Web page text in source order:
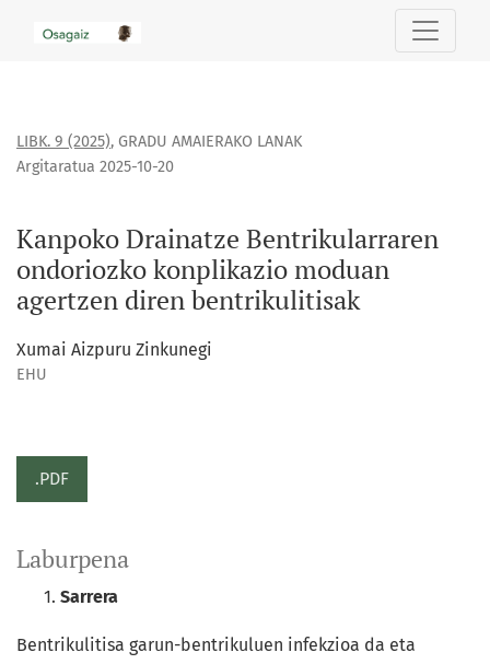
Kanpoko Drainatze Bentrikularraren ondoriozko
LIBK. 9 (2025), GRADU AMAIERAKO LANAK
Kanpoko Drainatze Bentrikularraren
ondoriozko konplikazio moduan
agertzen diren bentrikulitisak
Argitaratua 2025-10-20
Xumai Aizpuru Zinkunegi
EHU
.PDF
Laburpena
Sarrera
Bentrikulitisa garun-bentrikuluen infekzioa da eta